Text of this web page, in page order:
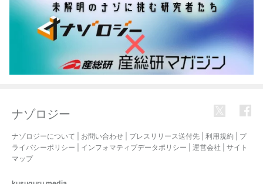
ナゾロジー
ナゾロジーについて お問い合わせ プレスリリース送付先 利用規約
プ
ライバシーポリシー
インフォマティブデータポリシー 運営会社
サイト
マップ